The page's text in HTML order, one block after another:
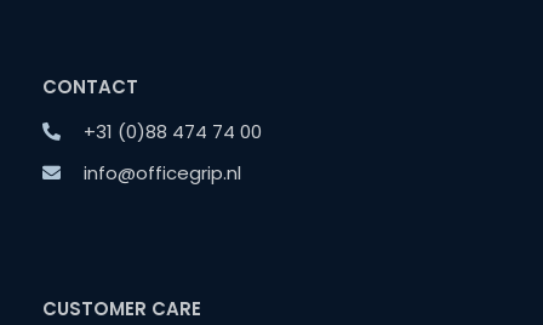
CONTACT
+31 (0)88 474 74 00
info@officegrip.nl
CUSTOMER CARE